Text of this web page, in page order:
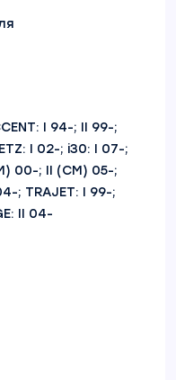
I 94-; II 99-;
I 02-; i30: I 07-;
00-; II (CM) 05-;
; TRAJET: I 99-;
II 04-